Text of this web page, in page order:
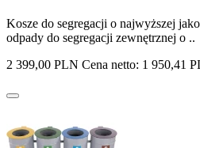
Kosze do segregacji o najwyższej
odpady do segregacji zewnętrznej o ..
2 399,00 PLN Cena netto: 1 950,41